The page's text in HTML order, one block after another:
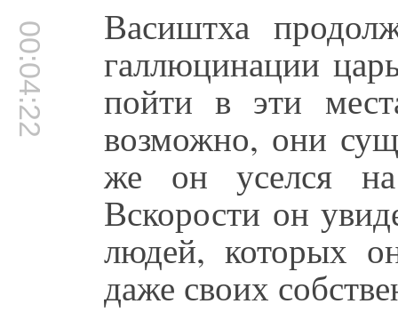
00:04:22 Васиштха
галлюцинации
пойти в эти
возможно, они
же он уселся
Вскорости он
людей, которых
даже своих